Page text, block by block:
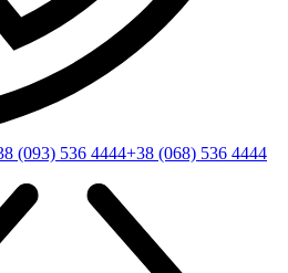
(093) 536 4444+38 (068) 536 4444